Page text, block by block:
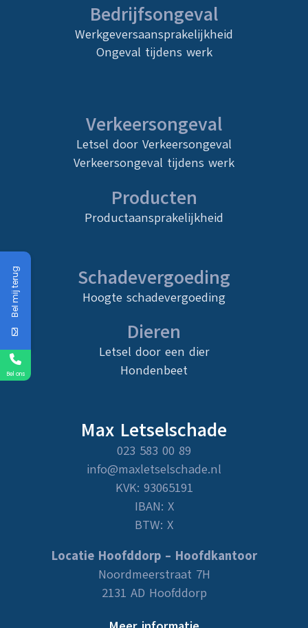
Bedrijfsongeval
Werkgeversaansprakelijkheid
Ongeval tijdens werk
Verkeersongeval
Letsel door Verkeersongeval
Verkeersongeval tijdens werk
Producten
Productaansprakelijkheid
Schadevergoeding
Hoogte schadevergoeding
Dieren
Letsel door een dier
Hondenbeet
Max Letselschade
023 583 00 89
info@maxletselschade.nl
KVK: 93065191
IBAN: X
BTW: X
Locatie Hoofddorp – Hoofdkantoor
Noordmeerstraat 7H
2131 AD Hoofddorp
Bel mij terug
Bel ons